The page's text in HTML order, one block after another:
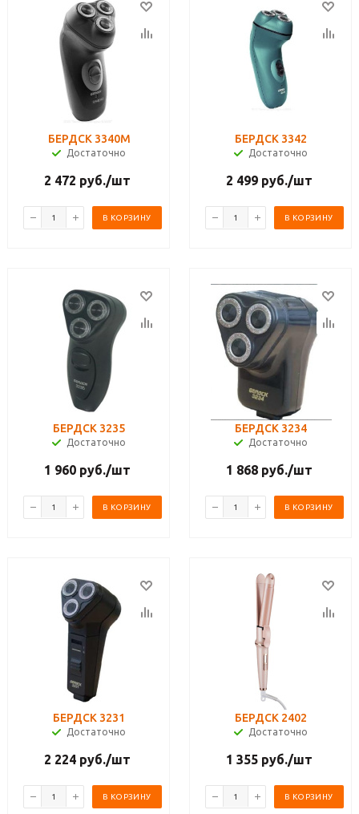
БЕРДСК 3340М
Достаточно
2 472 руб./шт
В КОРЗИНУ
БЕРДСК 3342
Достаточно
2 499 руб./шт
В КОРЗИНУ
БЕРДСК 3235
Достаточно
1 960 руб./шт
В КОРЗИНУ
БЕРДСК 3234
Достаточно
1 868 руб./шт
В КОРЗИНУ
БЕРДСК 3231
Достаточно
2 224 руб./шт
В КОРЗИНУ
БЕРДСК 2402
Достаточно
1 355 руб./шт
В КОРЗИНУ